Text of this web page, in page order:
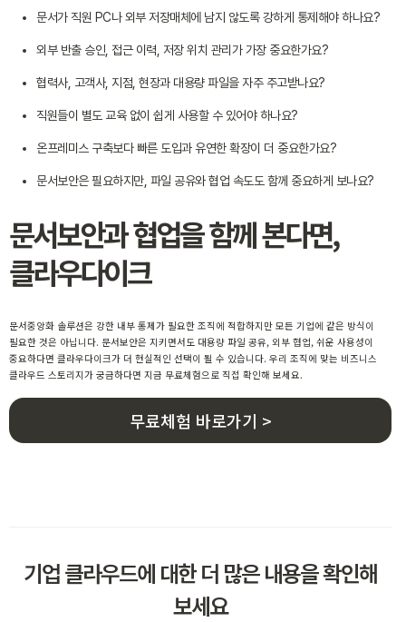
문서가 직원 PC나 외부 저장매체에 남지 않도록 강하게 통제해야 하나요?
외부 반출 승인, 접근 이력, 저장 위치 관리가 가장 중요한가요?
협력사, 고객사, 지점, 현장과 대용량 파일을 자주 주고받나요?
직원들이 별도 교육 없이 쉽게 사용할 수 있어야 하나요?
온프레미스 구축보다 빠른 도입과 유연한 확장이 더 중요한가요?
문서보안은 필요하지만, 파일 공유와 협업 속도도 함께 중요하게 보나요?
문서보안과 협업을 함께 본다면,
클라우다이크
문서중앙화 솔루션은 강한 내부 통제가 필요한 조직에 적합하지만 모든 기업에 같은 방식이
필요한 것은 아닙니다. 문서보안은 지키면서도 대용량 파일 공유, 외부 협업, 쉬운 사용성이
중요하다면 클라우다이크가 더 현실적인 선택이 될 수 있습니다. 우리 조직에 맞는 비즈니스
클라우드 스토리지가 궁금하다면 지금 무료체험으로 직접 확인해 보세요.
무료체험 바로가기 >
기업 클라우드에 대한 더 많은 내용을 확인해
보세요